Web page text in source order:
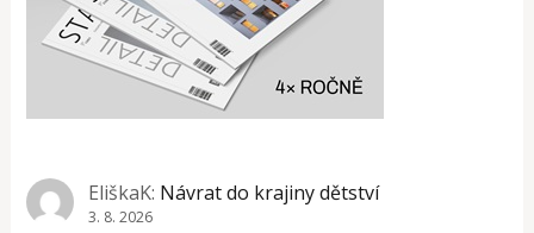
EliškaK: Návrat do krajiny dětství
3. 8. 2026